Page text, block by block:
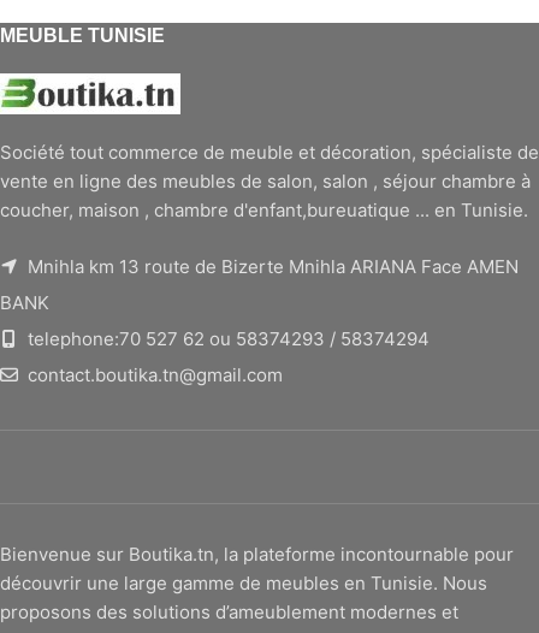
MEUBLE TUNISIE
Société tout commerce de meuble et décoration, spécialiste de
vente en ligne des meubles de salon, salon , séjour chambre à
coucher, maison , chambre d'enfant,bureuatique ... en Tunisie.
Mnihla km 13 route de Bizerte Mnihla ARIANA Face AMEN
BANK
telephone:70 527 62 ou 58374293 / 58374294
contact.boutika.tn@gmail.com
Bienvenue sur Boutika.tn, la plateforme incontournable pour
découvrir une large gamme de meubles en Tunisie. Nous
proposons des solutions d’ameublement modernes et